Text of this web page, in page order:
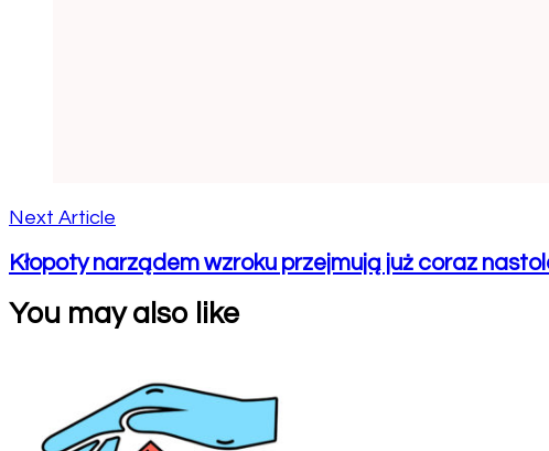
Next Article
Kłopoty narządem wzroku przejmują już coraz
You may also like